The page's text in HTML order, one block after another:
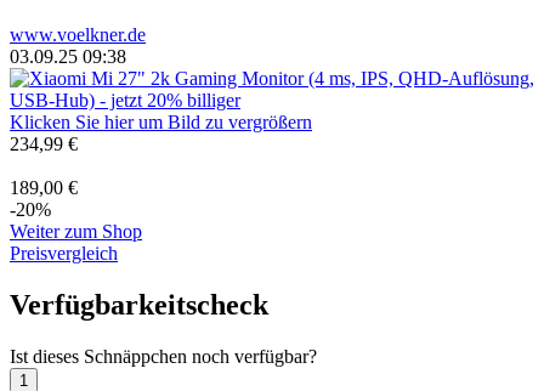
www.voelkner.de
03.09.25 09:38
Klicken Sie hier um Bild zu vergrößern
234,99 €
189,00 €
-20%
Weiter zum Shop
Preisvergleich
Verfügbarkeitscheck
Ist dieses Schnäppchen noch verfügbar?
1